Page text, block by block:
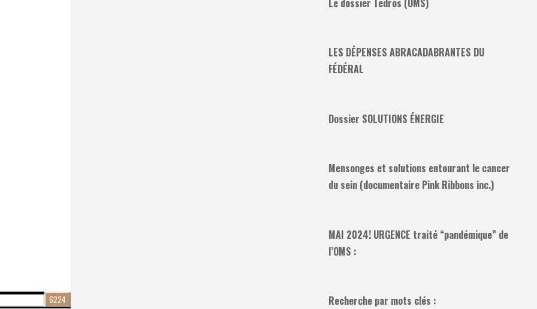
LES DÉPENSES ABRACADABRANTES DU
FÉDÉRAL
Dossier SOLUTIONS ÉNERGIE
Mensonges et solutions entourant le cancer
du sein (documentaire Pink Ribbons inc.)
MAI 2024! URGENCE traité “pandémique” de
l’OMS :
Recherche par mots clés :